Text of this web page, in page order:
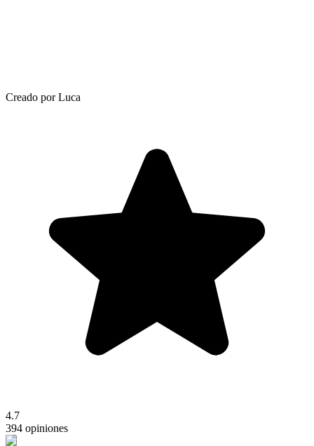
Creado por Luca
4.7
394 opiniones